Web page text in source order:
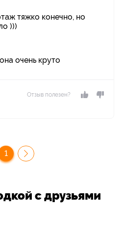
тяжко конечно, но
)))
очень круто
Отзыв полезен?
1
с друзьями